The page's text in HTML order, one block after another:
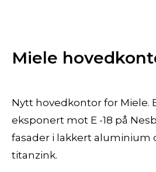
Miele
Nytt hovedkontor for Miele.
eksponert mot E -18 på
fasader i lakkert aluminium
titanzink.